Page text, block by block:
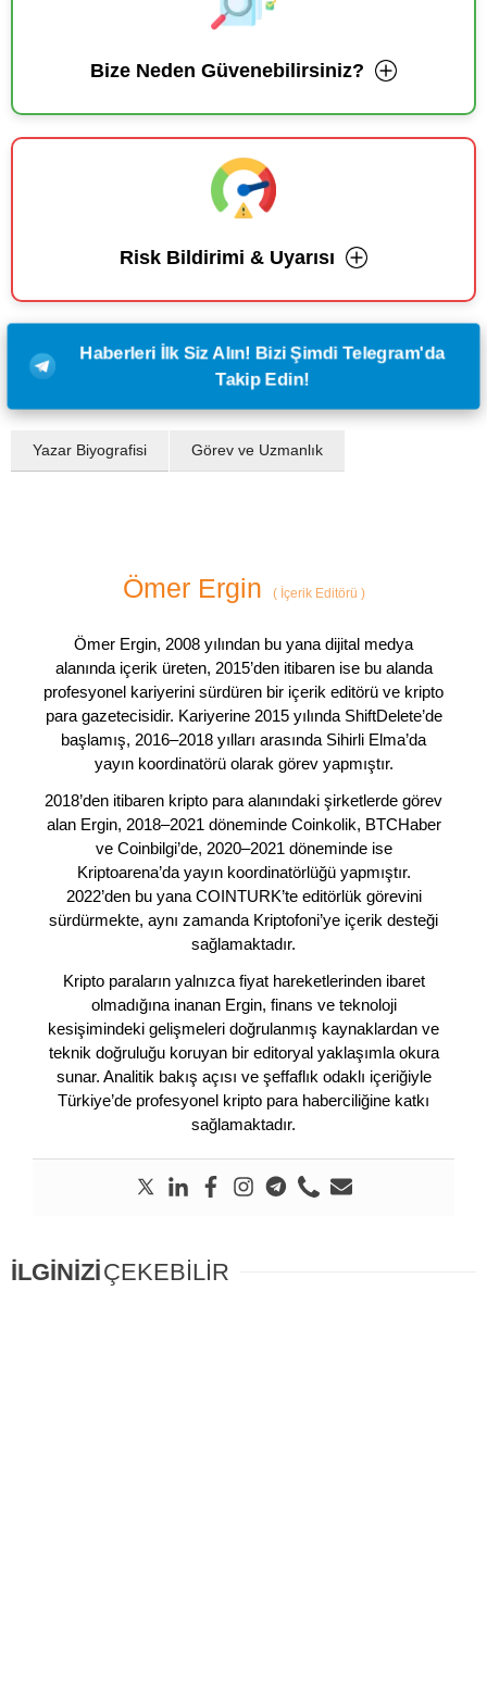
Bize Neden Güvenebilirsiniz?
Risk Bildirimi & Uyarısı
Haberleri İlk Siz Alın! Bizi Şimdi Telegram'da
Takip Edin!
Yazar Biyografisi Görev ve Uzmanlık
Ömer Ergin (İçerik Editörü )
Ömer Ergin, 2008 yılından bu yana dijital medya
alanında içerik üreten, 2015’den itibaren ise bu alanda
profesyonel kariyerini sürdüren bir içerik editörü ve kripto
para gazetecisidir. Kariyerine 2015 yılında ShiftDelete’de
başlamış, 2016–2018 yılları arasında Sihirli Elma’da
yayın koordinatörü olarak görev yapmıştır.
2018’den itibaren kripto para alanındaki şirketlerde görev
alan Ergin, 2018–2021 döneminde Coinkolik, BTCHaber
ve Coinbilgi’de, 2020–2021 döneminde ise
Kriptoarena’da yayın koordinatörlüğü yapmıştır.
2022’den bu yana COINTURK’te editörlük görevini
sürdürmekte, aynı zamanda Kriptofoni’ye içerik desteği
sağlamaktadır.
Kripto paraların yalnızca fiyat hareketlerinden ibaret
olmadığına inanan Ergin, finans ve teknoloji
kesişimindeki gelişmeleri doğrulanmış kaynaklardan ve
teknik doğruluğu koruyan bir editoryal yaklaşımla okura
sunar. Analitik bakış açısı ve şeffaflık odaklı içeriğiyle
Türkiye’de profesyonel kripto para haberciliğine katkı
sağlamaktadır.
İLGİNİZİÇEKEBİLİR